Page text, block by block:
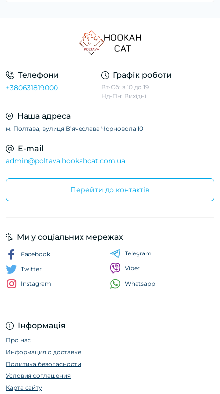
Телефони
+380631819000
Графік роботи
Вт-Сб: з 10 до 19
Нд-Пн: Вихідні
Наша адреса
м. Полтава, вулиця Вʼячеслава Чорновола 10
E-mail
admin@poltava.hookahcat.com.ua
Перейти до контактів
Інформація
Про нас
Информация о доставке
Политика безопасности
Условия соглашения
Карта сайту
Ми у соціальних мережах
Facebook
Twitter
Instagram
Telegram
Viber
Whatsapp